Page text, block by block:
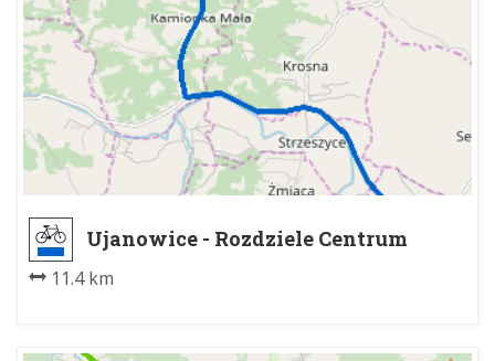
Ujanowice - Rozdziele Centrum
11.4 km